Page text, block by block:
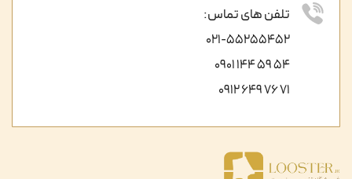
تلفن های تماس:
021-55255452
54 59 144 0901
71 76 649 0912